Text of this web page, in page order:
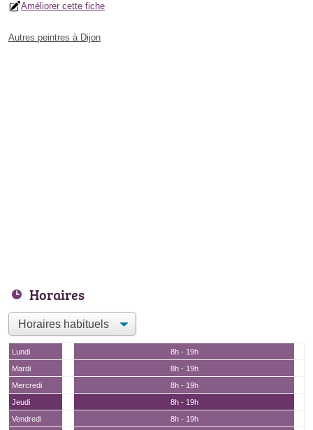
Améliorer cette fiche
Autres peintres à Dijon
Horaires
Lundi
8h - 19h
Mardi
8h - 19h
Mercredi
8h - 19h
Jeudi
8h - 19h
Vendredi
8h - 19h